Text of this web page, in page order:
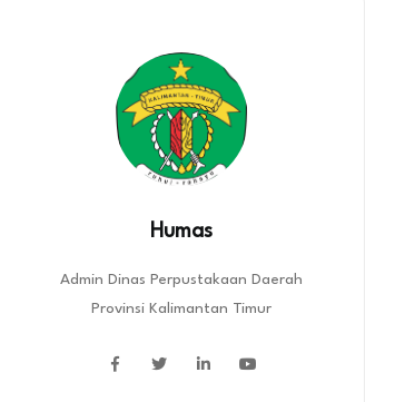
Humas
Admin Dinas Perpustakaan Daerah
Provinsi Kalimantan Timur